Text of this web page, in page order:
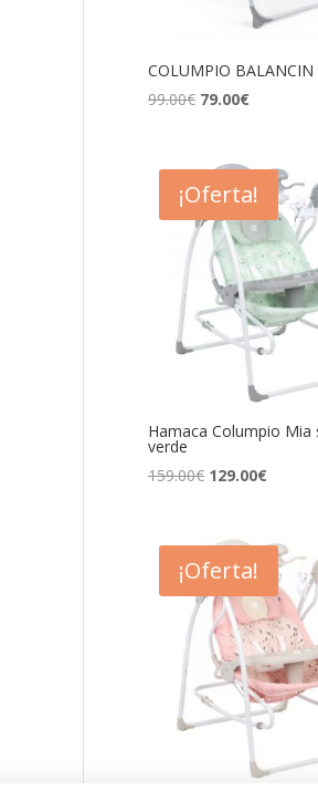
COLUMPIO BALANCIN
99.00€ El
era:
99.00€.
79.00€El
es:
79.00€.
¡Oferta!
Hamaca Columpio Mia
verde
159.00€ El
era:
159.00€.
129.00€El
es:
¡Oferta!